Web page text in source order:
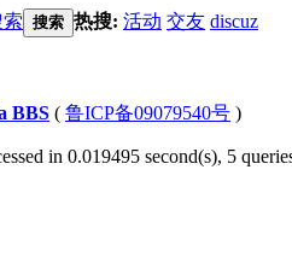
搜索 热搜: 活动 交友 discuz
BBS ( 鲁ICP备09079540号 )
in 0.019495 second(s), 5